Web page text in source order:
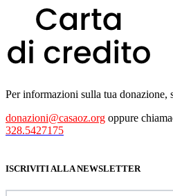
Per informazioni sulla tua donazione,
donazioni@casaoz.org oppure
328.5427175
ISCRIVITI ALLA NEWSLETTER